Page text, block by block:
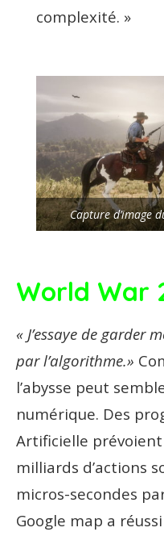
complexité. »
Capture d’image
World War
« J’essaye de garder
par l’algorithme.»
l’abysse peut
numérique. Des
Artificielle prévoient
milliards d’actions
micros-secondes
Google map a